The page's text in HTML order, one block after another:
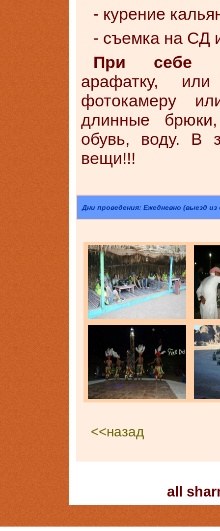
- курение
- съемка на СД
При себе
арафатку,
фотокамеру
длинные
обувь, воду. В
вещи!!!
Дни проведения: Ежедневно (выезд
<<назад
all